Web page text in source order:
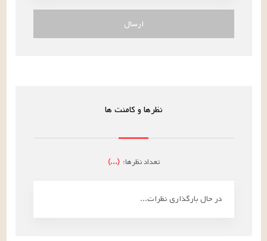
ارسال
نظرها و کامنت ها
تعداد نظرها: (
...
)
در حال بارگذاری نظرات...